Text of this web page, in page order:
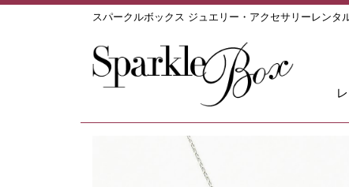
スパークルボックス ジュエリー・アクセサリーレンタ